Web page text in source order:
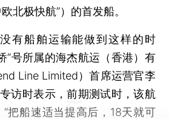
北极快航”）的首发船。
船舶运输能做到这样的时
”号所属的海杰航运（香港）有
Line Limited）首席运营官李
访时表示，前期测试时，该航
把船速适当提高后，18天就可